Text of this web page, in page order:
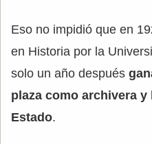
Eso no impidió que en
en Historia por la
solo un año después
plaza como archivera y
Estado.